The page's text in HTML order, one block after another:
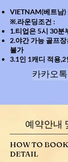
VIETNAM(베트남)
※.라운딩조건 :
1.티업은 5시 30분
2.야간 가능 골프
불가
3.1인 1캐디 적용
카카오
예약안내
HOW TO
DETAIL